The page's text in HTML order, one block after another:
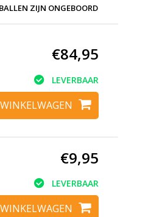
ZIJN ONGEBOORD
€84,95
LEVERBAAR
€9,95
LEVERBAAR